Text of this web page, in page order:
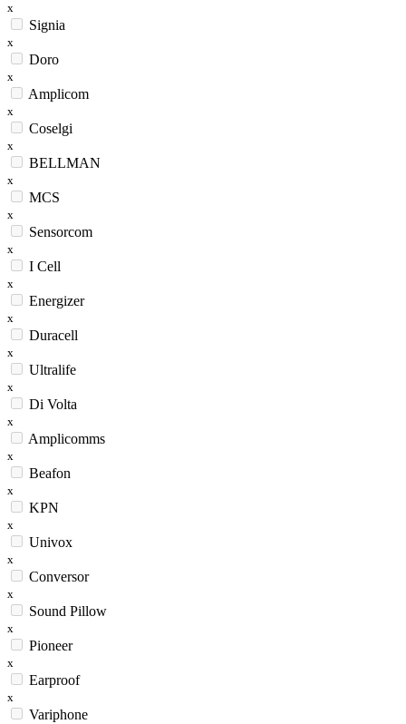
x
Signia
x
Doro
x
Amplicom
x
Coselgi
x
BELLMAN
x
MCS
x
Sensorcom
x
I Cell
x
Energizer
x
Duracell
x
Ultralife
x
Di Volta
x
Amplicomms
x
Beafon
x
KPN
x
Univox
x
Conversor
x
Sound Pillow
x
Pioneer
x
Earproof
x
Variphone